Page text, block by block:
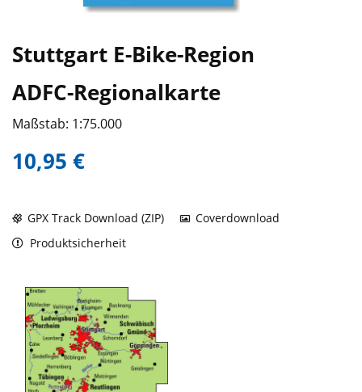
Stuttgart E-Bike-Region
ADFC-Regionalkarte
Maßstab: 1:75.000
10,95 €
GPX Track Download (ZIP)
Coverdownload
Produktsicherheit